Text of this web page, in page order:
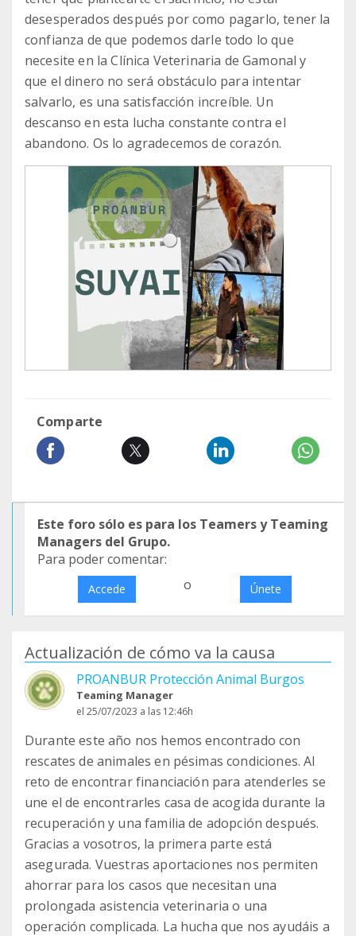
desesperados después por como pagarlo, tener la
confianza de que podemos darle todo lo que
necesite en la Clínica Veterinaria de Gamonal y
que el dinero no será obstáculo para intentar
salvarlo, es una satisfacción increíble. Un
descanso en esta lucha constante contra el
abandono. Os lo agradecemos de corazón.
Comparte
Este foro sólo es para los Teamers y Teaming
Managers del Grupo.
Para poder comentar:
Accede o Únete
Actualización de cómo va la causa
PROANBUR Protección Animal Burgos
Teaming Manager
el 25/07/2023 a las 12:46h
Durante este año nos hemos encontrado con
rescates de animales en pésimas condiciones. Al
reto de encontrar financiación para atenderles se
une el de encontrarles casa de acogida durante la
recuperación y una familia de adopción después.
Gracias a vosotros, la primera parte está
asegurada. Vuestras aportaciones nos permiten
ahorrar para los casos que necesitan una
prolongada asistencia veterinaria o una
operación complicada. La hucha que nos ayudáis a